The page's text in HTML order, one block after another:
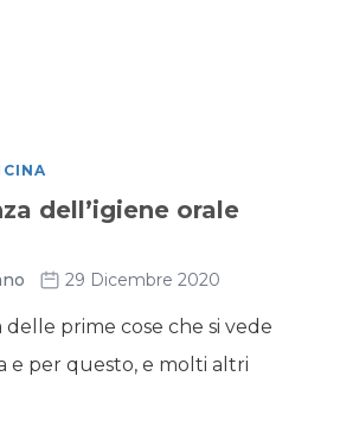
dell’igiene orale
29 Dicembre 2020
delle prime cose che si vede
e per questo, e molti altri